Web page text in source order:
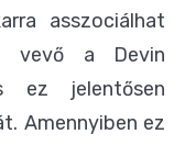
asszociálhat
vevő a Devin
ez jelentősen
Amennyiben ez